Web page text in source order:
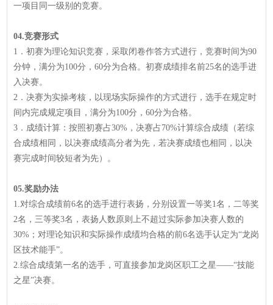
一项目同一级别的竞赛。
04.竞赛形式
1．初赛为理论知识竞赛，采取闭卷作答方式进行，竞赛时间为90
分钟，满分为100分，60分为合格。初赛成绩排名前25名的选手进
入决赛。
2．决赛为实操考核，以现场实际操作的方式进行，选手在规定时
间内完成规定项目，满分为100分，60分为合格。
3．成绩计算：按照初赛占30%，决赛占70%计算综合成绩（若综
合成绩相同，以决赛成绩高分者为先，若决赛成绩也相同，以决
赛完成时间较短者为先）。
05.奖励办法
1.对综合成绩前6名的选手进行表扬，分别设置一等奖1名，二等奖
2名，三等奖3名，表扬人数原则上不超过实际参加决赛人数的
30%；对理论知识和实际操作成绩均合格的前6名选手认定为“龙岗
区技术能手”。
2.综合成绩第一名的选手，可直接参加龙岗区职工之星——“技能
之星”决赛。